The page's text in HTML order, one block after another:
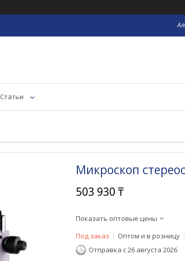
Статьи
Микроскоп
503 930 ₸
Показать оптовые цены
Под заказ
Оптом и в розницу
Отправка с 26 августа 2026